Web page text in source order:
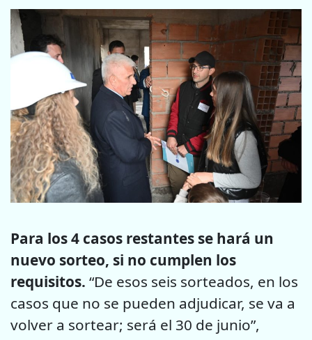
Para los 4 casos restantes se hará un
nuevo sorteo, si no cumplen los
requisitos. “De esos seis sorteados, en los
casos que no se pueden adjudicar, se va a
volver a sortear; será el 30 de junio”,